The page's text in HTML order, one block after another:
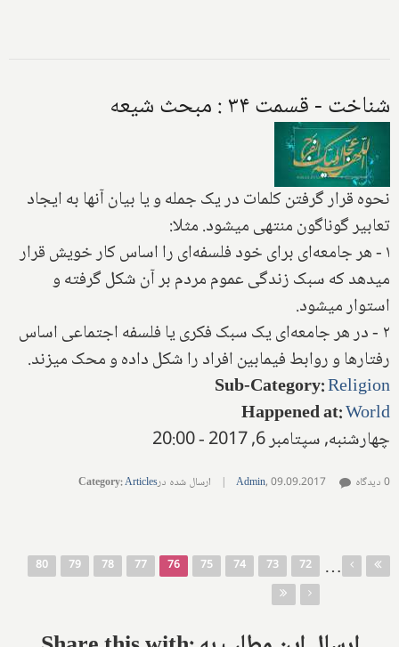
شناخت - قسمت ۳۴ : مبحث شیعه
نحوه قرار گرفتن کلمات در یک جمله و یا بیان آنها به ایجاد
تعابیر گوناگون منتهی میشود. مثلا:
۱ - هر جامعه‌ای برای خود فلسفه‌ای را اساس کار خویش قرار
میدهد که سبک زندگی عموم مردم بر آن شکل گرفته و
استوار میشود.
۲ - در هر جامعه‌ای یک سبک فکری یا فلسفه اجتماعی اساس
رفتارها و روابط فیمابین افراد را شکل داده و محک میزند.
Sub-Category:Religion
Happened at:World
چهارشنبه, سپتامبر 6, 2017 - 20:00
Admin,09.09.2017
| ارسال شده در Category:Articles 0 دیدگاه
صفحه‌ها
…
72
73
74
75
76
77
78
79
80